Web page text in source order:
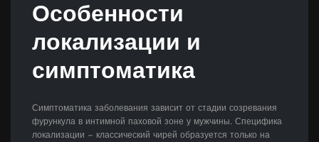
Особенности
локализации и
симптоматика
Симптоматика заболевания зависит от стадии созревания
фурункула в интимной паховой зоне у мужчины. Специфика
локализации – классический чирей образуется только на